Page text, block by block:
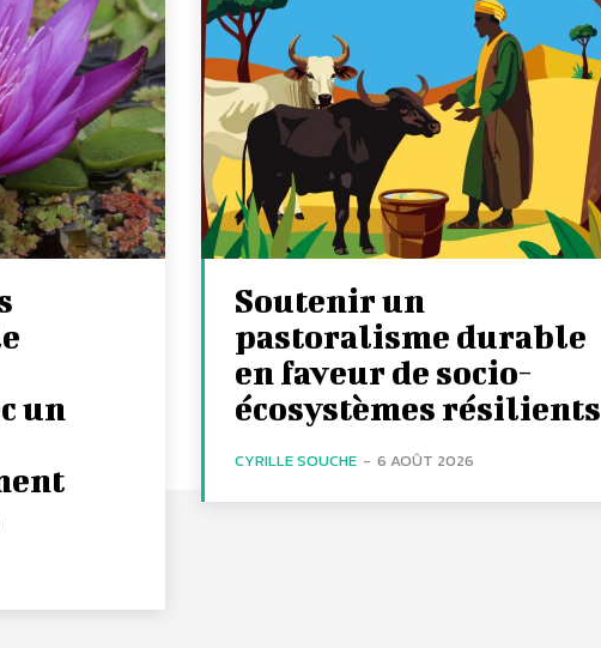
un
Soutenir un
pastoralisme durable
en faveur de socio-
écosystèmes résilients
CYRILLE SOUCHE - 6 AOÛT 2026